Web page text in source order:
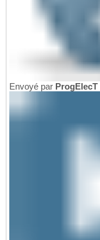
Envoyé par ProgElecT